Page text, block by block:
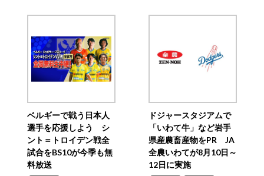
ベルギーで戦う日本人
選手を応援しよう シ
ント＝トロイデン戦全
試合をBS10が今季も無
料放送
ドジャースタジアムで
「いわて牛」など岩手
県産農畜産物をPR JA
全農いわてが8月10日～
12日に実施